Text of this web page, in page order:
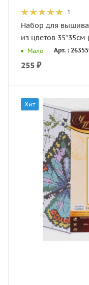
1
Набор для
из цветов 35*35см
Мало Арт. :
255 ₽
Хит